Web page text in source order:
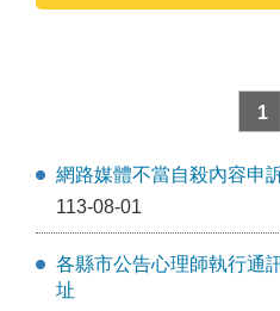
1
網路媒體不當自殺內容申
113-08-01
各縣市公告心理師執行通
址